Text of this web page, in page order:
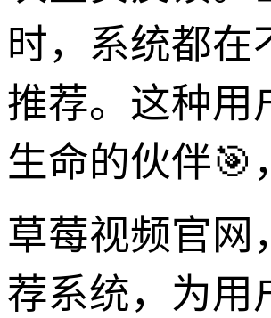
时，系统都在
推荐。这种用
生命的伙伴🎯
草莓视频官网
荐系统，为用